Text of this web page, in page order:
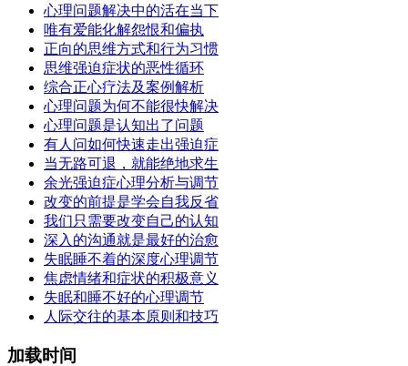
心理问题解决中的活在当下
唯有爱能化解怨恨和偏执
正向的思维方式和行为习惯
思维强迫症状的恶性循环
综合正心疗法及案例解析
心理问题为何不能很快解决
心理问题是认知出了问题
有人问如何快速走出强迫症
当无路可退，就能绝地求生
余光强迫症心理分析与调节
改变的前提是学会自我反省
我们只需要改变自己的认知
深入的沟通就是最好的治愈
失眠睡不着的深度心理调节
焦虑情绪和症状的积极意义
失眠和睡不好的心理调节
人际交往的基本原则和技巧
加载时间